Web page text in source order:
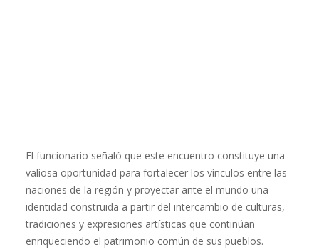
El funcionario señaló que este encuentro constituye una
valiosa oportunidad para fortalecer los vínculos entre las
naciones de la región y proyectar ante el mundo una
identidad construida a partir del intercambio de culturas,
tradiciones y expresiones artísticas que continúan
enriqueciendo el patrimonio común de sus pueblos.